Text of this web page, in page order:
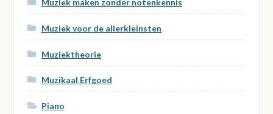
Muziek maken zonder notenkennis
Muziek voor de allerkleinsten
Muziektheorie
Muzikaal Erfgoed
Piano